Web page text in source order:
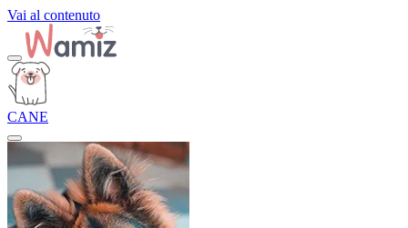
Vai al contenuto
CANE